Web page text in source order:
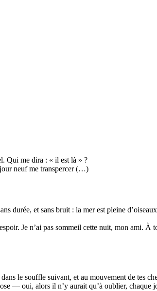
Qui me dira : « il est là » ?
jour neuf me transpercer (…)
durée, et sans bruit : la mer est pleine
Je n’ai pas sommeil cette nuit, mon ami. À
le souffle suivant, et au mouvement de tes
— oui, alors il n’y aurait qu’à oublier, chaque